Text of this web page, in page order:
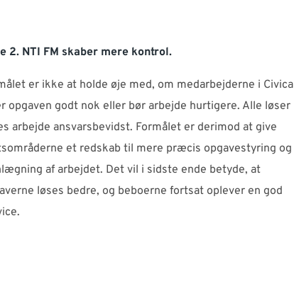
2. NTI FM skaber mere kontrol.
er ikke at holde øje med, om medarbejderne i Civica
opgaven godt nok eller bør arbejde hurtigere. Alle løser
arbejde ansvarsbevidst. Formålet er derimod at give
et redskab til mere præcis opgavestyring og
af arbejdet. Det vil i sidste ende betyde, at
løses bedre, og beboerne fortsat oplever en god